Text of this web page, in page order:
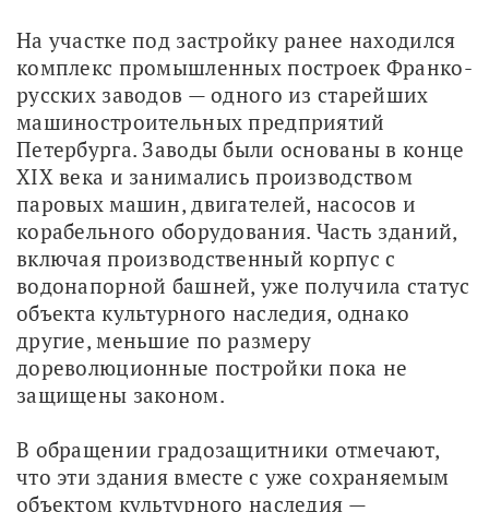
На участке под застройку ранее находился
комплекс промышленных построек Франко-
русских заводов — одного из старейших
машиностроительных предприятий
Петербурга. Заводы были основаны в конце
XIX века и занимались производством
паровых машин, двигателей, насосов и
корабельного оборудования. Часть зданий,
включая производственный корпус с
водонапорной башней, уже получила статус
объекта культурного наследия, однако
другие, меньшие по размеру
дореволюционные постройки пока не
защищены законом.
В обращении градозащитники отмечают,
что эти здания вместе с уже сохраняемым
объектом культурного наследия —